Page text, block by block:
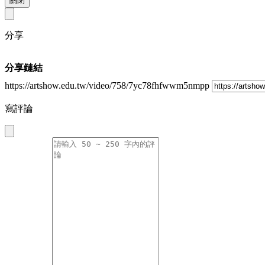
分享
分享鏈結
https://artshow.edu.tw/video/758/7yc78fhfwwm5nmpp
寫評論